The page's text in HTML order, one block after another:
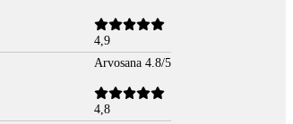
4,9
Arvosana 4.8/5
4,8